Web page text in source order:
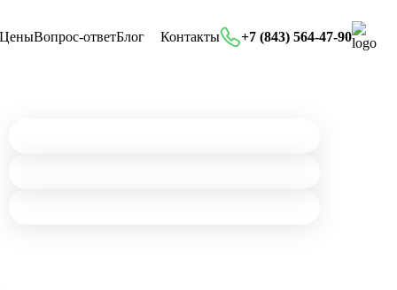
ЦеныВопрос-ответБлог Контакты +7 (843) 564-47-90